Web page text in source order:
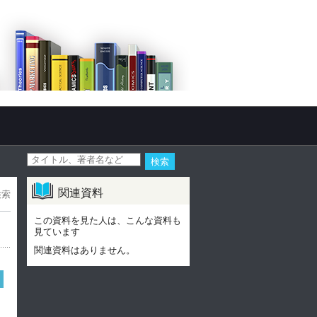
関連資料
この資料を見た人は、こんな資料も
見ています
関連資料はありません。